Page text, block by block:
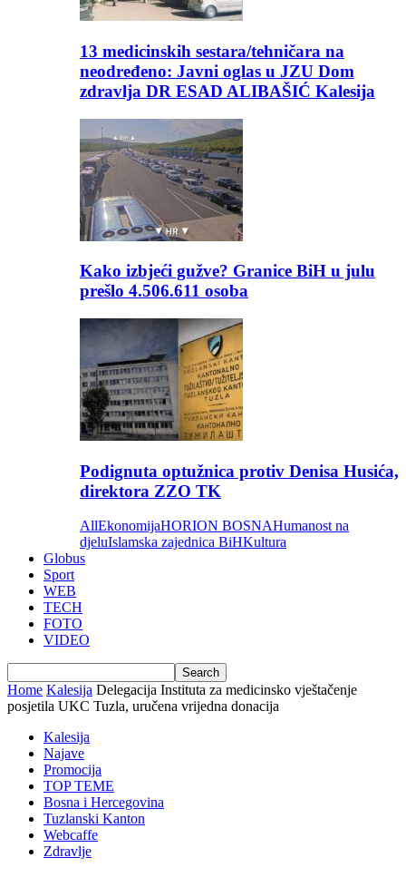
13 medicinskih sestara/tehničara na
neodređeno: Javni oglas u JZU Dom
zdravlja DR ESAD ALIBAŠIĆ Kalesija
Kako izbjeći gužve? Granice BiH u julu
prešlo 4.506.611 osoba
Podignuta optužnica protiv Denisa Husića,
direktora ZZO TK
AllEkonomijaHORION BOSNAHumanost na
djeluIslamska zajednica BiHKultura
Globus
Sport
WEB
TECH
FOTO
VIDEO
Home Kalesija Delegacija Instituta za medicinsko vještačenje
posjetila UKC Tuzla, uručena vrijedna donacija
Kalesija
Najave
Promocija
TOP TEME
Bosna i Hercegovina
Tuzlanski Kanton
Webcaffe
Zdravlje